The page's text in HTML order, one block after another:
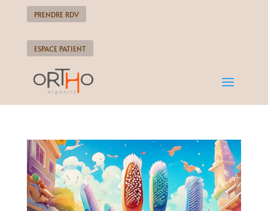
PRENDRE RDV
ESPACE PATIENT